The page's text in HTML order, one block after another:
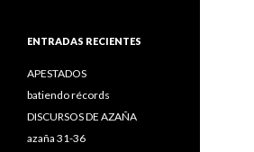
a
:
ENTRADAS RECIENTES
APESTADOS
batiendo récords
DISCURSOS DE AZAÑA
azaña 31-36